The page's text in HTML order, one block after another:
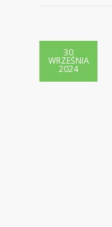
30
WRZEŚNIA
2024